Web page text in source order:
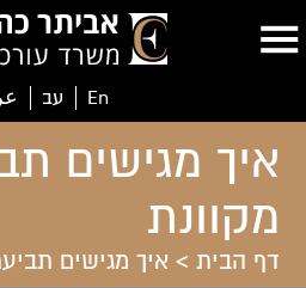
En עב
איך מגישים
מקוונת
דף הבית > איך מגישים